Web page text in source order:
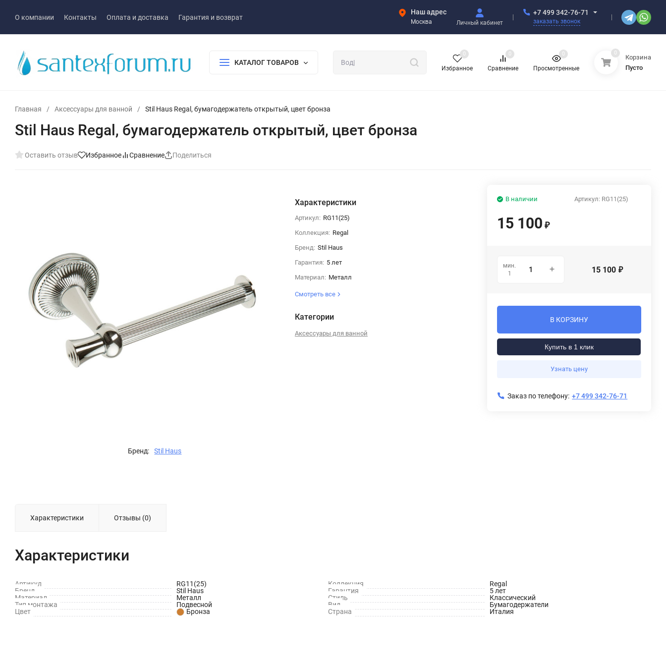
О компании Контакты Оплата и доставка Гарантия и возврат
Наш адрес
Москва Личный кабинет
+7 499 342-76-71
заказать звонок
КАТАЛОГ ТОВАРОВ
Избранное
0
Сравнение
0
Просмотренные
0 0
Корзина
Пусто
Главная / Аксессуары для ванной / Stil Haus Regal, бумагодержатель открытый, цвет бронза
Stil Haus Regal, бумагодержатель открытый, цвет бронза
Оставить отзыв Избранное Сравнение Поделиться
Бренд: Stil Haus
Характеристики
Артикул: RG11(25)
Коллекция: Regal
Бренд: Stil Haus
Гарантия: 5 лет
Материал: Металл
Смотреть все
Категории
Аксессуары для ванной
Артикул: RG11(25)
В наличии
15 100 ₽
мин.
1
15 100 ₽
В КОРЗИНУ
Купить в 1 клик
Узнать цену
Заказ по телефону: +7 499 342-76-71
Характеристики Отзывы (0)
Характеристики
Артикул RG11(25) Коллекция
Regal
Бренд
Stil Haus Гарантия
5 лет
Материал
Металл Стиль
Классический
Тип монтажа
Подвесной Вид
Бумагодержатели
Цвет
Бронза Страна Италия